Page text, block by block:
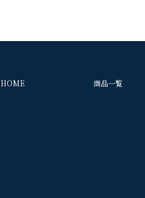
HOME 商品一覧